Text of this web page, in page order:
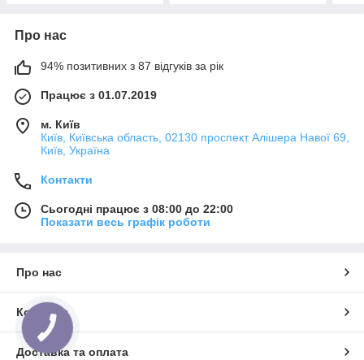
Про нас
94% позитивних з 87 відгуків за рік
Працює з 01.07.2019
м. Київ
Київ, Київська область, 02130 проспект Алішера Навої 69,
Київ, Україна
Контакти
Сьогодні працює з 08:00 до 22:00
Показати весь графік роботи
Про нас
Контакти
Доставка та оплата